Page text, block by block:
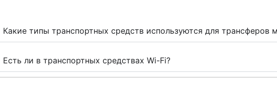
Какие типы транспортных средств используются для трансферов
Есть ли в транспортных средствах Wi-Fi?